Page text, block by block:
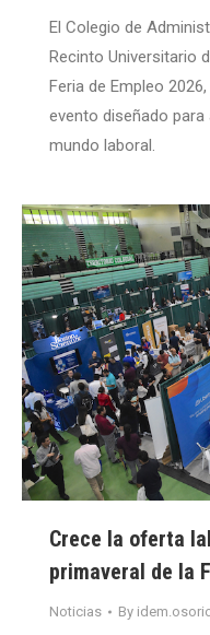
El Colegio de
Recinto Universitario
Feria de Empleo
evento diseñado
mundo laboral.
Crece la oferta
primaveral de la
Noticias By